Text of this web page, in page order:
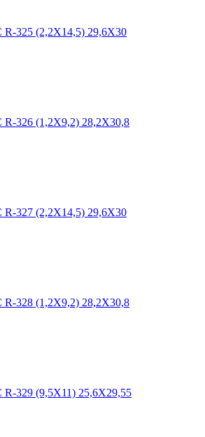
325 (2,2X14,5) 29,6X30
326 (1,2Х9,2) 28,2X30,8
327 (2,2Х14,5) 29,6X30
328 (1,2Х9,2) 28,2X30,8
329 (9,5X11) 25,6X29,55